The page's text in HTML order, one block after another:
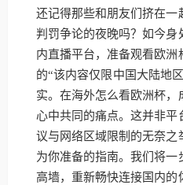
还记得那些和朋友们挤在一
判罚争论的夜晚吗？如今身
内直播平台，准备观看欧
的“该内容仅限中国大陆地
实。在海外怎么看欧洲杯
心中共同的痛点。这并非
议与网络区域限制的无奈
为你准备的指南。我们将
高墙，重新畅快连接国内